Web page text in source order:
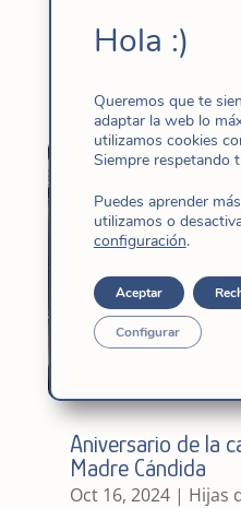
Asamblea –
Oct 21, 2024 |
Aniversario de la
Madre Cándida
Oct 16, 2024| Hijas
Hola :)
Queremos que te
adaptar la web lo
utilizamos cookies
Siempre respetando
Puedes aprender
utilizamos o
configuración.
Aceptar
Configurar